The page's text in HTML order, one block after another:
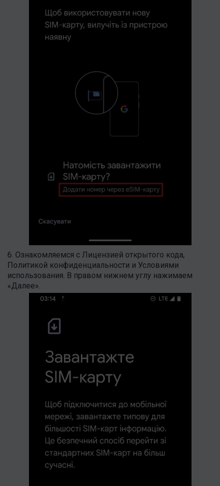
6. Ознакомляемся с Лицензией открытого кода,
Политикой конфиденциальности и Условиями
использования. В правом нижнем углу нажимаем
«Далее».